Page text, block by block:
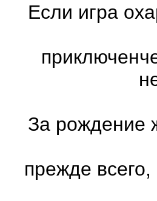
Если игра
За рождение
прежде